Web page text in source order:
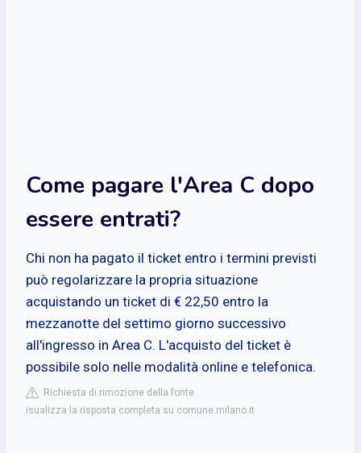
Come pagare l'Area C dopo
essere entrati?
Chi non ha pagato il ticket entro i termini previsti
può regolarizzare la propria situazione
acquistando un ticket di € 22,50 entro la
mezzanotte del settimo giorno successivo
all'ingresso in Area C. L'acquisto del ticket è
possibile solo nelle modalità online e telefonica.
Richiesta di rimozione della fonte
isualizza la risposta completa su comune.milano.it